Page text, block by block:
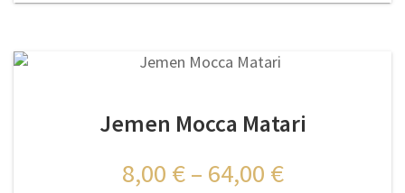
auf.
können
Produktseite
Jemen Mocca Matari
8,00 €– 64,00 €